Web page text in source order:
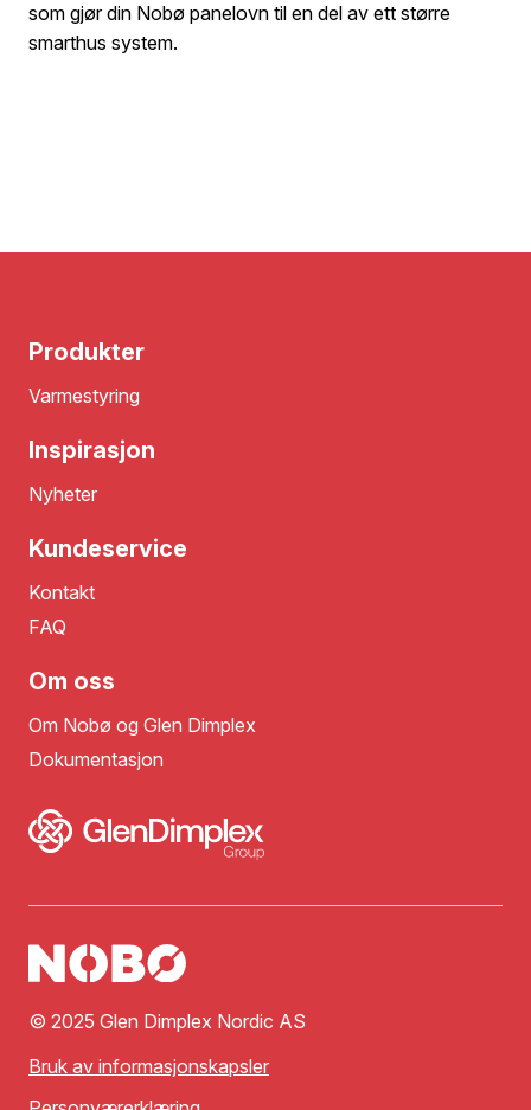
som gjør din Nobø panelovn til en del av ett større
smarthus system.
Produkter
Varmestyring
Inspirasjon
Nyheter
Kundeservice
Kontakt
FAQ
Om oss
Om Nobø og Glen Dimplex
Dokumentasjon
© 2025 Glen Dimplex Nordic AS
Bruk av informasjonskapsler